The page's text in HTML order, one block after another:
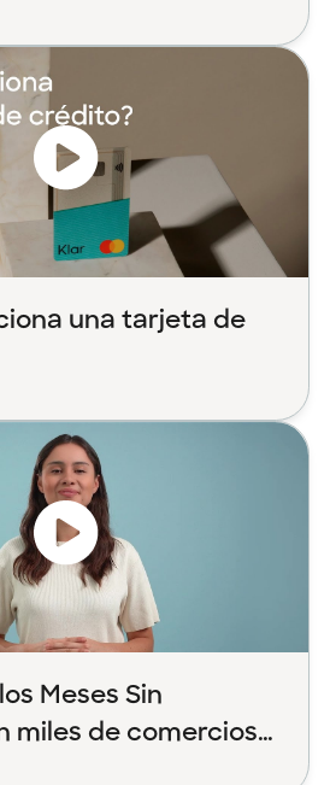
una tarjeta de
Meses Sin
miles de comercios